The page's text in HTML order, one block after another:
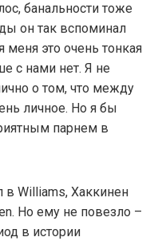
банальности тоже
он так вспоминал
это очень тонкая
с нами нет. Я не
о том, что между
личное. Но я бы
парнем в
в Williams, Хаккинен
Но ему не повезло –
в истории